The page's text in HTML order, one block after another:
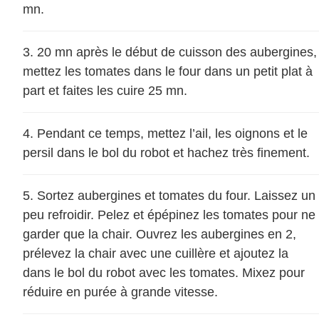
mn.
20 mn après le début de cuisson des aubergines,
mettez les tomates dans le four dans un petit plat à
part et faites les cuire 25 mn.
Pendant ce temps, mettez l’ail, les oignons et le
persil dans le bol du robot et hachez très finement.
Sortez aubergines et tomates du four. Laissez un
peu refroidir. Pelez et épépinez les tomates pour ne
garder que la chair. Ouvrez les aubergines en 2,
prélevez la chair avec une cuillère et ajoutez la
dans le bol du robot avec les tomates. Mixez pour
réduire en purée à grande vitesse.